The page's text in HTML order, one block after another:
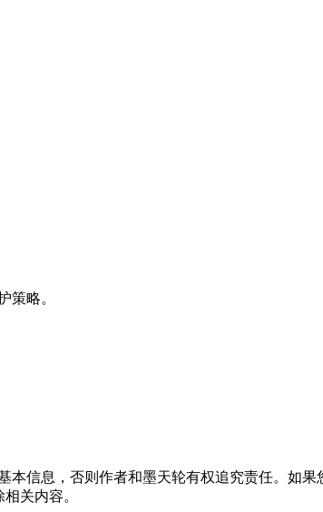
策略。
本信息，否则作者和墨天轮有权追究责任。如
关内容。